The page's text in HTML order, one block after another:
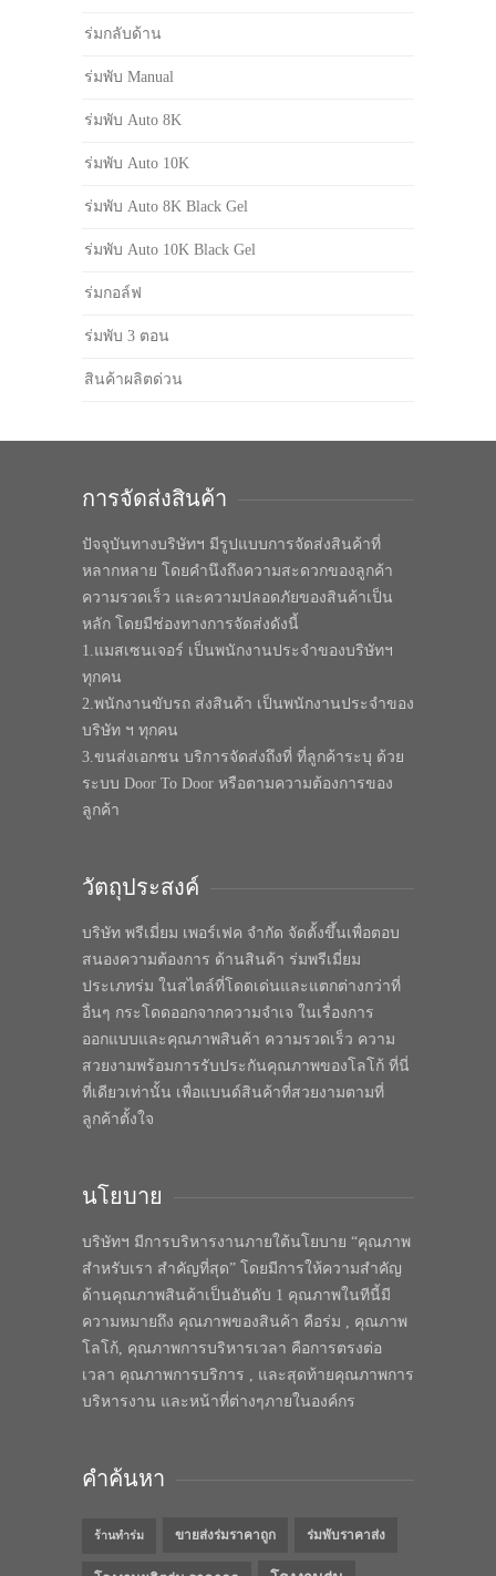
ร่มกลับด้าน
ร่มพับ Manual
ร่มพับ Auto 8K
ร่มพับ Auto 10K
ร่มพับ Auto 8K Black Gel
ร่มพับ Auto 10K Black Gel
ร่มกอล์ฟ
ร่มพับ 3 ตอน
สินค้าผลิตด่วน
การจัดส่งสินค้า
ปัจจุบันทางบริษัทฯ มีรูปแบบการจัดส่งสินค้าที่
หลากหลาย โดยคำนึงถึงความสะดวกของลูกค้า
ความรวดเร็ว และความปลอดภัยของสินค้าเป็น
หลัก โดยมีช่องทางการจัดส่งดังนี้
1.แมสเซนเจอร์ เป็นพนักงานประจำของบริษัทฯ
ทุกคน
2.พนักงานขับรถ ส่งสินค้า เป็นพนักงานประจำของ
บริษัท ฯ ทุกคน
3.ขนส่งเอกชน บริการจัดส่งถึงที่ ที่ลูกค้าระบุ ด้วย
ระบบ Door To Door หรือตามความต้องการของ
ลูกค้า
วัตถุประสงค์
บริษัท พรีเมี่ยม เพอร์เฟค จำกัด จัดตั้งขึ้นเพื่อตอบ
สนองความต้องการ ด้านสินค้า ร่มพรีเมี่ยม
ประเภทร่ม ในสไตล์ที่โดดเด่นและแตกต่างกว่าที่
อื่นๆ กระโดดออกจากความจำเจ ในเรื่องการ
ออกแบบและคุณภาพสินค้า ความรวดเร็ว ความ
สวยงามพร้อมการรับประกันคุณภาพของโลโก้ ที่นี่
ที่เดียวเท่านั้น เพื่อแบนด์สินค้าที่สวยงามตามที่
ลูกค้าตั้งใจ
นโยบาย
บริษัทฯ มีการบริหารงานภายใต้นโยบาย “คุณภาพ
สำหรับเรา สำคัญที่สุด” โดยมีการให้ความสำคัญ
ด้านคุณภาพสินค้าเป็นอันดับ 1 คุณภาพในทีนี้มี
ความหมายถึง คุณภาพของสินค้า คือร่ม , คุณภาพ
โลโก้, คุณภาพการบริหารเวลา คือการตรงต่อ
เวลา คุณภาพการบริการ , และสุดท้ายคุณภาพการ
บริหารงาน และหน้าที่ต่างๆภายในองค์กร
คำค้นหา
ร้านทำร่ม ขายส่งร่มราคาถูก ร่มพับราคาส่ง